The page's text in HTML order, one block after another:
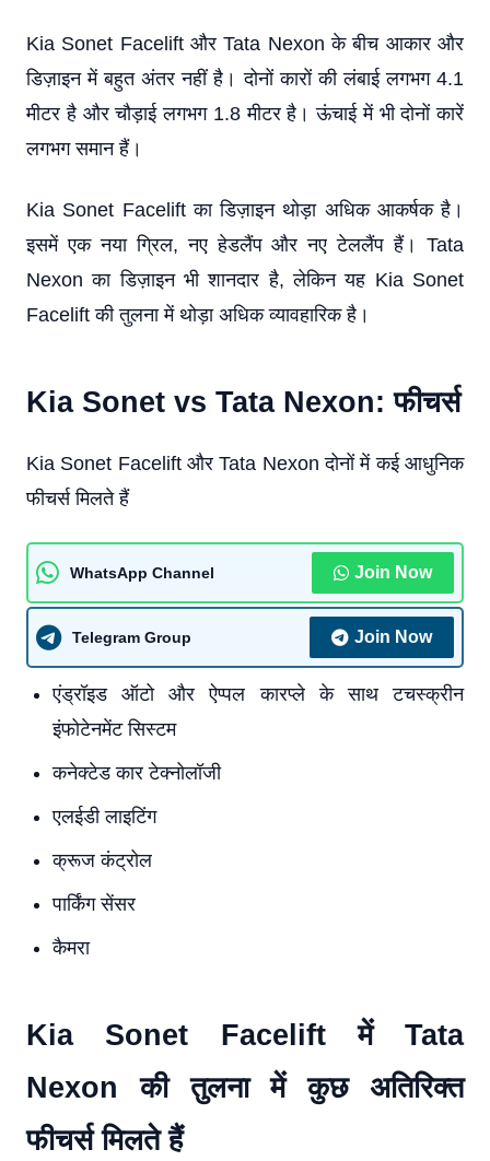
Kia Sonet Facelift और Tata Nexon के बीच आकार और
डिज़ाइन में बहुत अंतर नहीं है। दोनों कारों की लंबाई लगभग 4.1
मीटर है और चौड़ाई लगभग 1.8 मीटर है। ऊंचाई में भी दोनों कारें
लगभग समान हैं।
Kia Sonet Facelift का डिज़ाइन थोड़ा अधिक आकर्षक है।
इसमें एक नया ग्रिल, नए हेडलैंप और नए टेललैंप हैं। Tata
Nexon का डिज़ाइन भी शानदार है, लेकिन यह Kia Sonet
Facelift की तुलना में थोड़ा अधिक व्यावहारिक है।
Kia Sonet vs Tata Nexon: फीचर्स
Kia Sonet Facelift और Tata Nexon दोनों में कई आधुनिक
फीचर्स मिलते हैं
WhatsApp Channel Join Now
Telegram Group Join Now
एंड्रॉइड ऑटो और ऐप्पल कारप्ले के साथ टचस्क्रीन
इंफोटेनमेंट सिस्टम
कनेक्टेड कार टेक्नोलॉजी
एलईडी लाइटिंग
क्रूज कंट्रोल
पार्किंग सेंसर
कैमरा
Kia Sonet Facelift में Tata
Nexon की तुलना में कुछ अतिरिक्त
फीचर्स मिलते हैं